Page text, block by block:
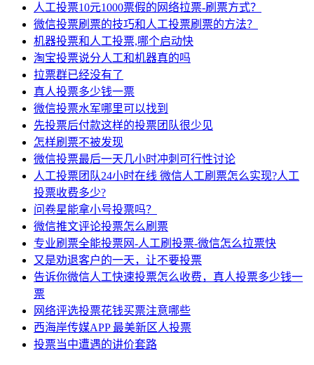
人工投票10元1000票假的网络拉票-刷票方式？
微信投票刷票的技巧和人工投票刷票的方法？
机器投票和人工投票,哪个启动快
淘宝投票说分人工和机器真的吗
拉票群已经没有了
真人投票多少钱一票
​微信投票水军哪里可以找到
先投票后付款这样的投票团队很少见
怎样刷票不被发现
微信投票最后一天几小时冲刺可行性讨论
人工投票团队24小时在线 微信人工刷票怎么实现?人工
投票收费多少?
问卷星能拿小号投票吗？
微信推文评论投票怎么刷票
专业刷票全能投票网-人工刷投票-微信怎么拉票快
又是劝退客户的一天，让不要投票
告诉你微信人工快速投票怎么收费，真人投票多少钱一
票
网络评选投票花钱买票注意哪些
西海岸传媒APP 最美新区人投票
投票当中遭遇的讲价套路